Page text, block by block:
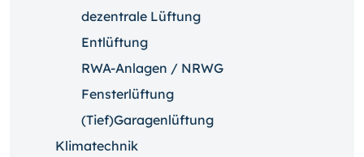
dezentrale Lüftung
Entlüftung
RWA-Anlagen / NRWG
Fensterlüftung
(Tief)Garagenlüftung
Klimatechnik